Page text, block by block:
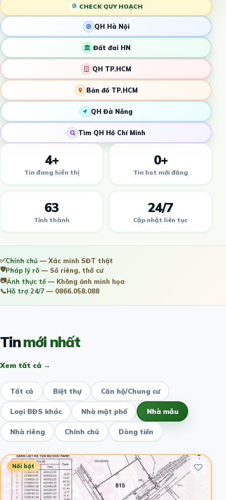
CHECK QUY HOẠCH
QH Hà Nội
Đất đai HN
QH TP.HCM
Bản đồ TP.HCM
QH Đà Nẵng
Tìm QH Hồ Chí Minh
4+
Tin đang hiển thị
0+
Tin hot mới đăng
63
Tỉnh thành
24/7
Cập nhật liên tục
✅Chính chủ — Xác minh SĐT thật
🛡️Pháp lý rõ — Sổ riêng, thổ cư
📷Ảnh thực tế— Không ảnh minh họa
📞Hỗ trợ 24/7 — 0866.058.088
Tinmới nhất
Xem tất cả →
Tất cả Biệt thự Căn hộ/Chung cư
Loại BĐS khác Nhà mặt phố Nhà mẫu
Nhà riêng Chính chủ Dòng tiền
Nổi bật